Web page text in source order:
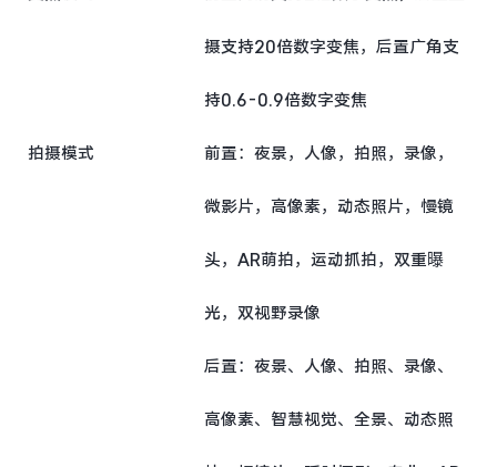
拍摄模式
摄支持20倍数字变焦，后置广角支
持0.6-0.9倍数字变焦
前置：夜景，人像，拍照，录像，
微影片，高像素，动态照片，慢镜
头，AR萌拍，运动抓拍，双重曝
光，双视野录像
后置：夜景、人像、拍照、录像、
高像素、智慧视觉、全景、动态照